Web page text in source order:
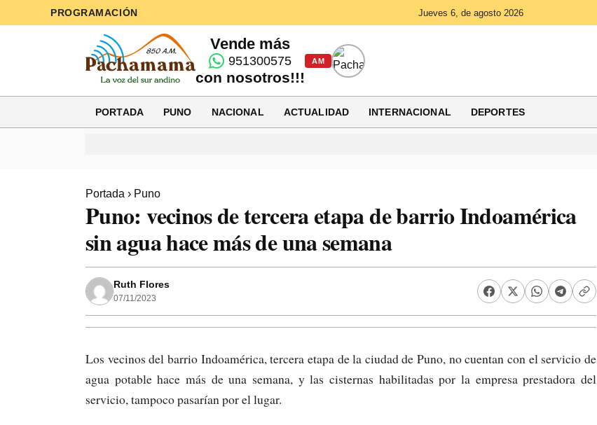
PROGRAMACIÓN Jueves 6, de agosto 2026
Vende más
951300575
con nosotros!!!
AM
PORTADA PUNO NACIONAL ACTUALIDAD INTERNACIONAL DEPORTES
Portada › Puno
Puno: vecinos de tercera etapa de barrio Indoamérica
sin agua hace más de una semana
Ruth Flores
07/11/2023
Los vecinos del barrio Indoamérica, tercera etapa de la ciudad de Puno, no cuentan con el servicio de
agua potable hace más de una semana, y las cisternas habilitadas por la empresa prestadora del
servicio, tampoco pasarían por el lugar.